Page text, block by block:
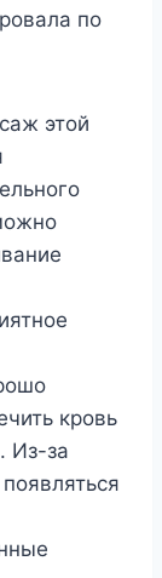
по
этой
кровь
Из-за